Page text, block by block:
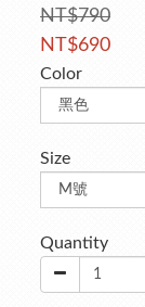
NT$790
NT$690
Color
Size
Quantity